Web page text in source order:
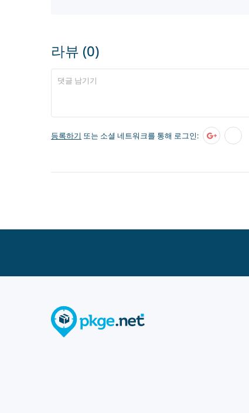
라뷰 (0)
등록하기 또는 소셜 네트워크를 통해 로그인: